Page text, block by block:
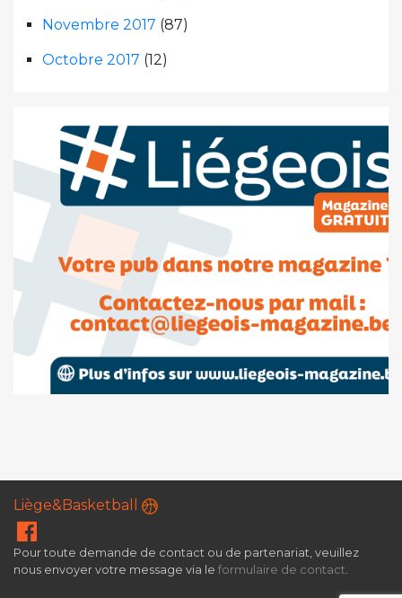
Novembre 2017 (87)
Octobre 2017 (12)
Liège&Basketball
Pour toute demande de contact ou de partenariat, veuillez
nous envoyer votre message via le formulaire de contact.